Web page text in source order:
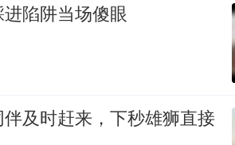
陷阱当场傻眼
及时赶来，下秒雄狮直接